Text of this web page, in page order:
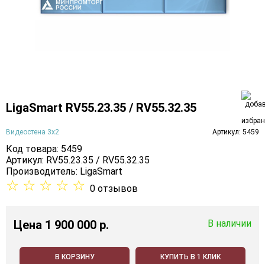
LigaSmart RV55.23.35 / RV55.32.35
Видеостена 3х2 Артикул: 5459
Код товара: 5459
Артикул: RV55.23.35 / RV55.32.35
Производитель: LigaSmart
☆ ☆ ☆ ☆ ☆ 0 отзывов
Цена 1 900 000 p. В наличии
В КОРЗИНУ КУПИТЬ В 1 КЛИК